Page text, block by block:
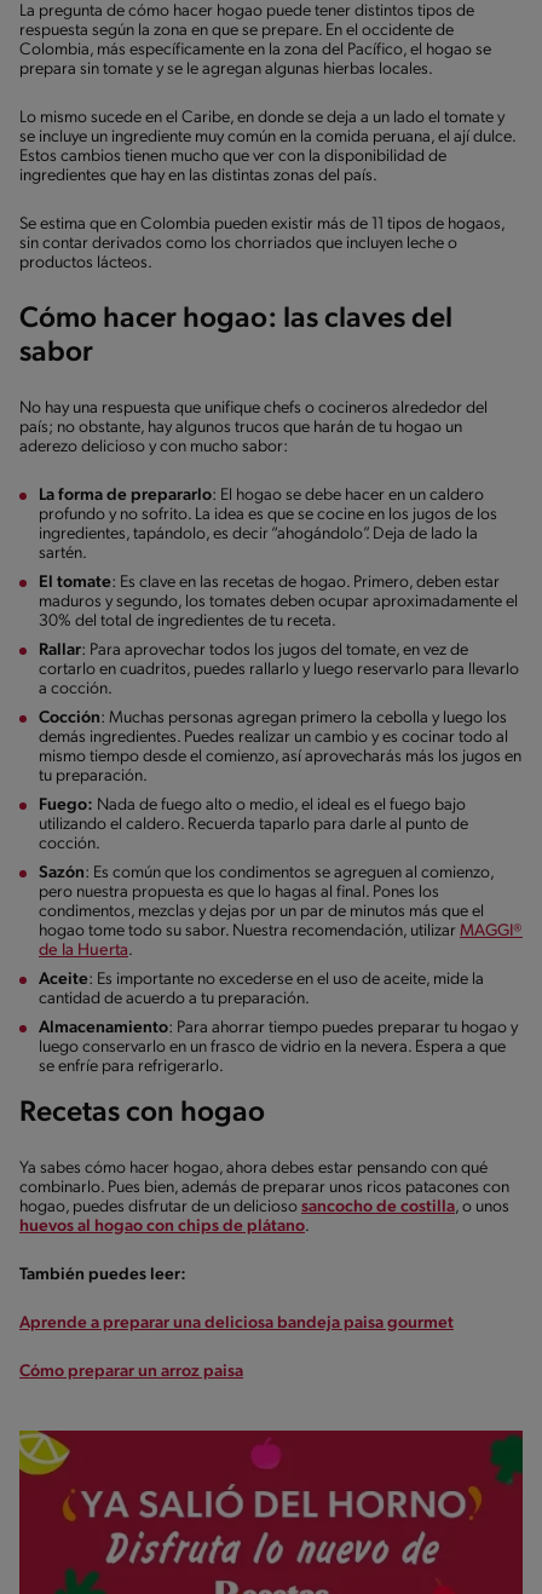
La pregunta de cómo hacer hogao puede tener distintos tipos de
respuesta según la zona en que se prepare. En el occidente de
Colombia, más específicamente en la zona del Pacífico, el hogao se
prepara sin tomate y se le agregan algunas hierbas locales.
Lo mismo sucede en el Caribe, en donde se deja a un lado el tomate y
se incluye un ingrediente muy común en la comida peruana, el ají dulce.
Estos cambios tienen mucho que ver con la disponibilidad de
ingredientes que hay en las distintas zonas del país.
Se estima que en Colombia pueden existir más de 11 tipos de hogaos,
sin contar derivados como los chorriados que incluyen leche o
productos lácteos.
Cómo hacer hogao: las claves del
sabor
No hay una respuesta que unifique chefs o cocineros alrededor del
país; no obstante, hay algunos trucos que harán de tu hogao un
aderezo delicioso y con mucho sabor:
La forma de prepararlo: El hogao se debe hacer en un caldero
profundo y no sofrito. La idea es que se cocine en los jugos de los
ingredientes, tapándolo, es decir “ahogándolo”. Deja de lado la
sartén.
El tomate: Es clave en las recetas de hogao. Primero, deben estar
maduros y segundo, los tomates deben ocupar aproximadamente el
30% del total de ingredientes de tu receta.
Rallar: Para aprovechar todos los jugos del tomate, en vez de
cortarlo en cuadritos, puedes rallarlo y luego reservarlo para llevarlo
a cocción.
Cocción: Muchas personas agregan primero la cebolla y luego los
demás ingredientes. Puedes realizar un cambio y es cocinar todo al
mismo tiempo desde el comienzo, así aprovecharás más los jugos en
tu preparación.
Fuego: Nada de fuego alto o medio, el ideal es el fuego bajo
utilizando el caldero. Recuerda taparlo para darle al punto de
cocción.
Sazón: Es común que los condimentos se agreguen al comienzo,
pero nuestra propuesta es que lo hagas al final. Pones los
condimentos, mezclas y dejas por un par de minutos más que el
hogao tome todo su sabor. Nuestra recomendación, utilizar MAGGI®
de la Huerta.
Aceite: Es importante no excederse en el uso de aceite, mide la
cantidad de acuerdo a tu preparación.
Almacenamiento: Para ahorrar tiempo puedes preparar tu hogao y
luego conservarlo en un frasco de vidrio en la nevera. Espera a que
se enfríe para refrigerarlo.
Recetas con hogao
Ya sabes cómo hacer hogao, ahora debes estar pensando con qué
combinarlo. Pues bien, además de preparar unos ricos patacones con
hogao, puedes disfrutar de un delicioso sancocho de costilla, o unos
huevos al hogao con chips de plátano.
También puedes leer:
Aprende a preparar una deliciosa bandeja paisa gourmet
Cómo preparar un arroz paisa